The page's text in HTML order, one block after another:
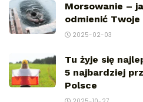
Morsowanie –
odmienić Twoje
2025-02-03
Tu żyje się
5 najbardziej
Polsce